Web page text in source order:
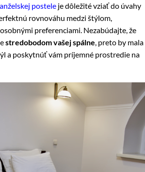
postele je dôležité vziať do úvahy
rovnováhu medzi štýlom,
preferenciami. Nezabúdajte, že
stredobodom vašej spálne , preto by mala
a poskytnúť vám príjemné prostredie na